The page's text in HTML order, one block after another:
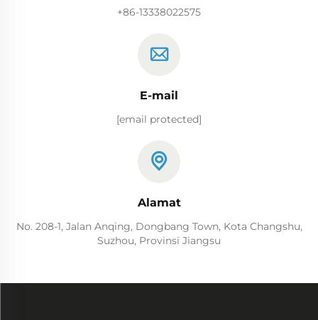
+86-13338022575
E-mail
[email protected]
Alamat
No. 208-1, Jalan Anqing, Dongbang Town, Kota Changshu,
Suzhou, Provinsi Jiangsu